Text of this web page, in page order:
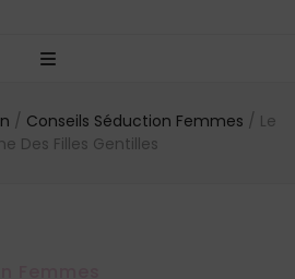
/ Conseils Séduction Femmes / Le
Des Filles Gentilles